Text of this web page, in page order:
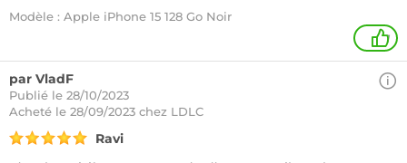
Modèle : Apple iPhone 15 128 Go Noir
1
par VladF
Publié le 28/10/2023
Acheté le 28/09/2023 chez LDLC
Ravi